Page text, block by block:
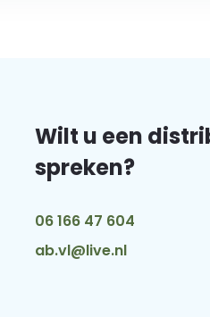
Wilt u een
spreken?
06 166 47 604
ab.vl@live.nl